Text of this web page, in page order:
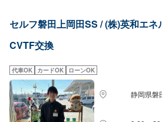
セルフ磐田上岡田SS / (株)英和エネ
CVTF交換
代車OK カードOK ローンOK
静岡県磐